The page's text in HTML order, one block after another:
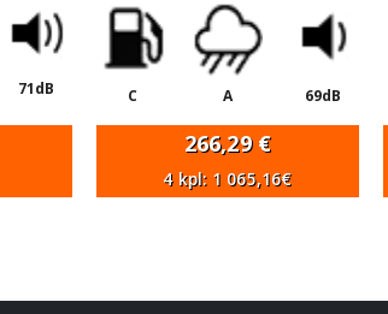
71dB C A 69dB
266,29 €
4 kpl: 1 065,16€